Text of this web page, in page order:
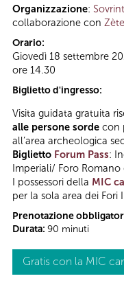
Organizzazione:
collaborazione con
Orario:
Giovedì 18 settembre
ore 14.30
Biglietto d'ingresso:
Visita guidata gratuita
alle persone sorde con
all’area archeologica
Biglietto Forum Pass:
Imperiali/ Foro Romano
I possessori della MIC
per la sola area dei Fori
Prenotazione
Durata: 90 minuti
Gratis con la MIC